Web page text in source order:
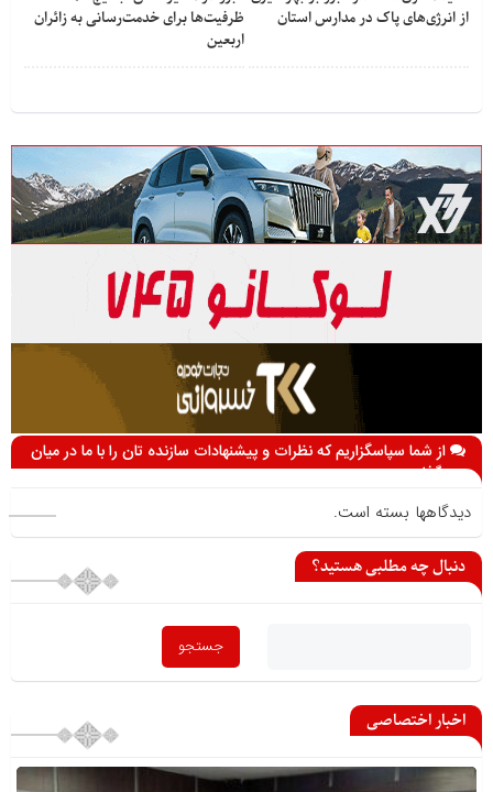
از انرژی‌های پاک در مدارس استان
ظرفیت‌ها برای خدمت‌رسانی به زائران
اربعین
از شما سپاسگزاریم که نظرات و پیشنهادات سازنده تان را با ما در میان
می گذارید
دیدگاهها بسته است.
دنبال چه مطلبی هستید؟
اخبار اختصاصی